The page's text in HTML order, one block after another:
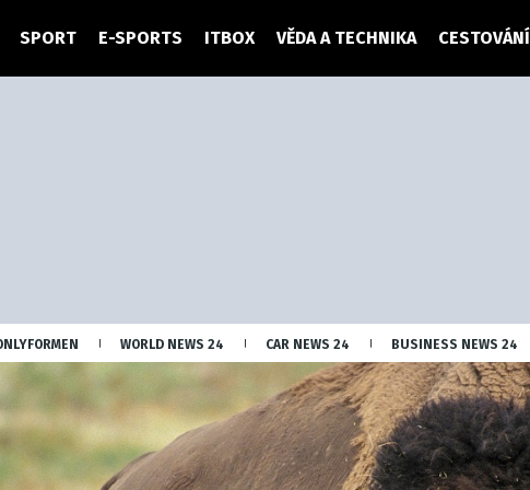
SPORT E-SPORTS ITBOX VĚDA A TECHNIKA CESTOVÁNÍ
WORLD NEWS 24 CAR NEWS 24 BUSINESS NEWS 24